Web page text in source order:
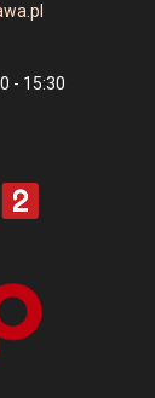
- 15:30